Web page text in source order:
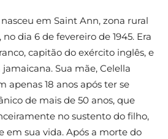
em Saint Ann, zona rural
dia 6 de fevereiro de 1945. Era
capitão do exército inglês, e
Sua mãe, Celella
apenas 18 anos após ter se
de mais de 50 anos, que
no sustento do filho,
em sua vida. Após a morte do